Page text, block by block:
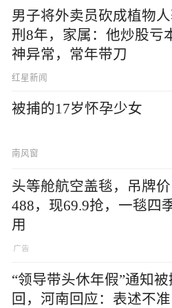
男子将外卖员砍成植物
刑8年，家属：他炒股亏
神异常，常年带刀
红星新闻
被捕的17岁怀孕少女
南风窗
头等舱航空盖毯，吊牌价
488，现69.9抢，一毯四
用
“领导带头休年假”通知被
回，河南回应：表述不准